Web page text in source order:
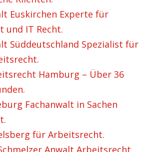
Euskirchen Experte für
und IT Recht.
Süddeutschland Spezialist für
Hamburg – Über 36
Fachanwalt in Sachen
für Arbeitsrecht.
Anwalt Arbeitsrecht